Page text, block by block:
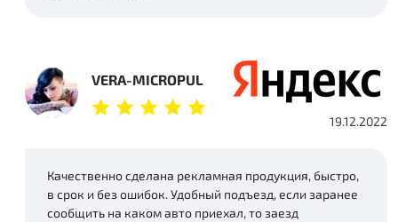
VERA-MICROPUL
19.12.2022
Качественно сделана рекламная продукция, быстро,
в срок и без ошибок. Удобный подъезд, если заранее
сообщить на каком авто приехал, то заезд